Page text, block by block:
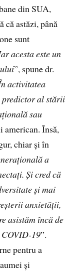
din SUA,
că astăzi, până
sunt
acesta este un
”, spune dr.
activitatea
predictor al stării
sau
american. Însă,
chiar și în
a
Și cred că
și mai
anxietății,
asistăm încă de
COVID-19”.
pentru a
și